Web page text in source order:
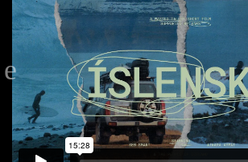
ÍSLENSKUfromWASTED TALENT